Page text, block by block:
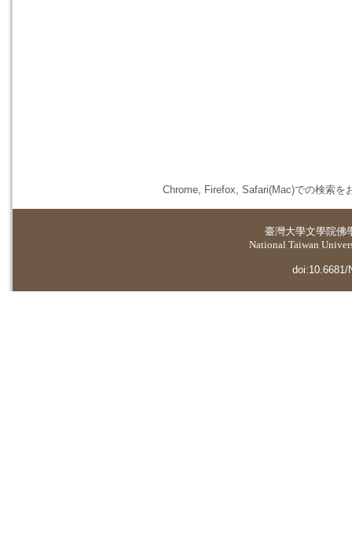
Chrome, Firefox, Safari(Mac)での検索を
臺灣大學文學院佛
National Taiwan
doi:10.6681/